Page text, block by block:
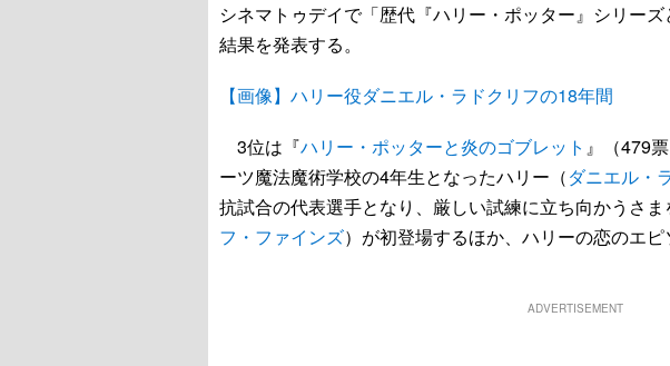
シネマトゥデイで「歴代『ハリー・ポッター』シリー
結果を発表する。
【画像】ハリー役ダニエル・ラドクリフの18年間
3位は『ハリー・ポッターと炎のゴブレット 』（479
ーツ魔法魔術学校の4年生となったハリー（ダニエル・
抗試合の代表選手となり、厳しい試練に立ち向かうさ
フ・ファインズ）が初登場するほか、ハリーの恋のエピ
ADVERTISEMENT